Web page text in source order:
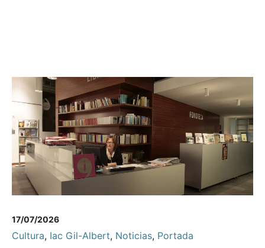
17/07/2026
Cultura, Iac Gil-Albert, Noticias, Portada